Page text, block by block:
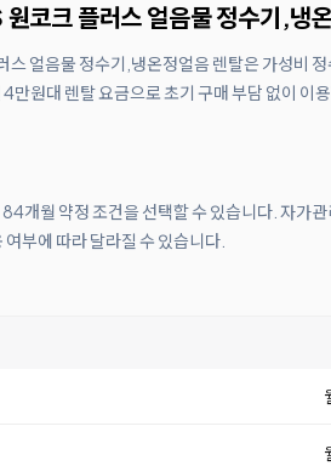
크 플러스 얼음물 정수기,냉
얼음물 정수기,냉온정얼음 렌탈은 가성비 정
만원대 렌탈 요금으로 초기 구매 부담 없이 이
개월 약정 조건을 선택할 수 있습니다. 자가
부에 따라 달라질 수 있습니다.